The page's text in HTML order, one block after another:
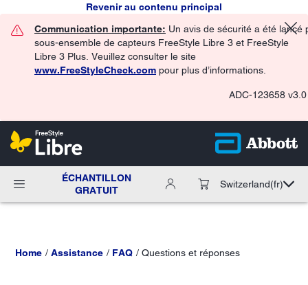
Revenir au contenu principal
Communication importante: Un avis de sécurité a été lancé
sous-ensemble de capteurs FreeStyle Libre 3 et FreeStyle
Libre 3 Plus. Veuillez consulter le site
www.FreeStyleCheck.com pour plus d’informations.
ADC-123658 v3.0
ÉCHANTILLON
GRATUIT
Switzerland(fr)
Home Assistance FAQ Questions et réponses